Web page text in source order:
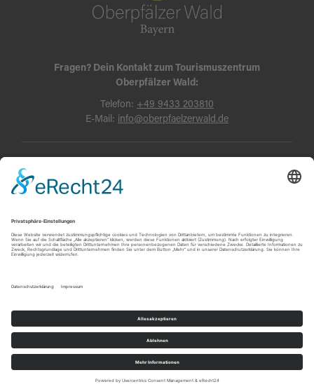
Fragen? Dein Kontakt zum Tourismuszentrum
Oberpfälzer Wald:
Telefon: +49 9433 203810
E-Mail: info@oberpfaelzerwald.de
Datenschutz AGB und Reisebedingungen
© Oberpfälzer Wald 2026
Erlebnisse